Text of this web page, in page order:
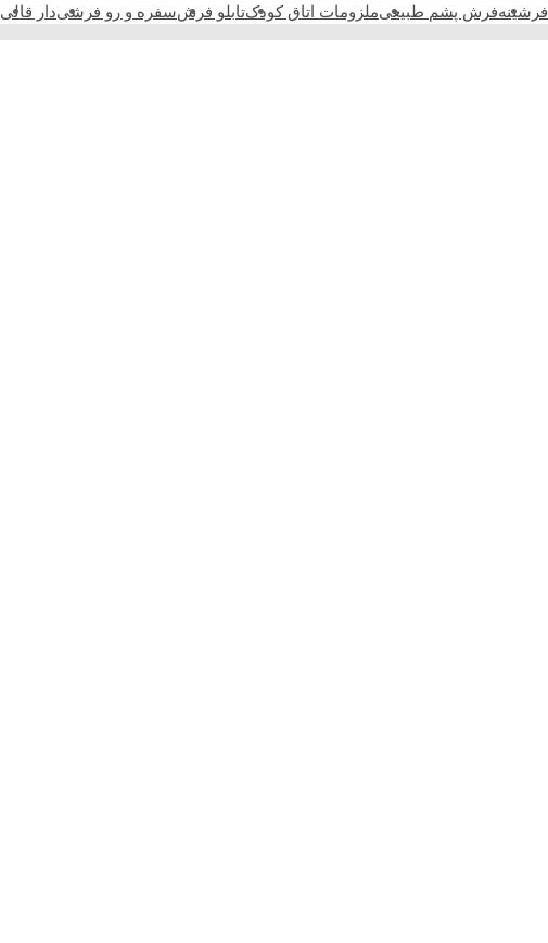
فرشینهفرش پشم طبیعیملزومات اتاق کودکتابلو فرشسفره و رو فرشیدار قالی